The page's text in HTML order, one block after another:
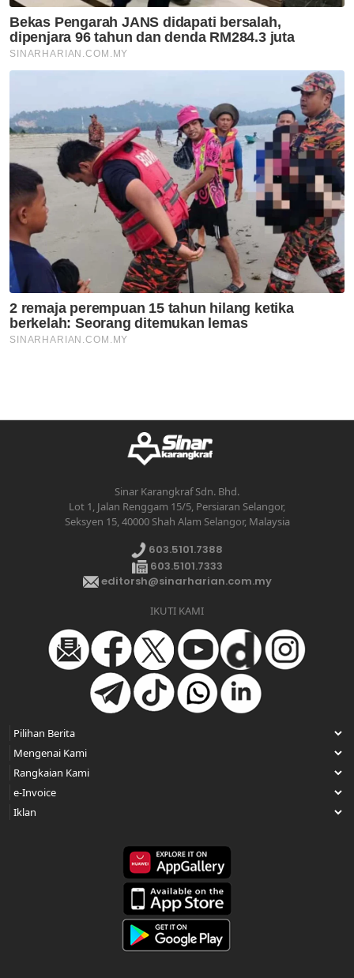
Sinar Karangkraf Sdn. Bhd.
Lot 1, Jalan Renggam 15/5, Persiaran Selangor,
Seksyen 15, 40000 Shah Alam Selangor, Malaysia
603.5101.7388
603.5101.7333
editorsh@sinarharian.com.my
IKUTI KAMI